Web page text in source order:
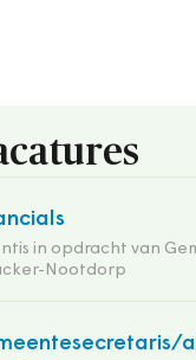
in opdracht van
Nootdorp